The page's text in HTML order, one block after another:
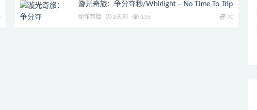
漩光奇旅：争分夺秒/Whirlight – No Time To Trip
动作冒险 3天前 156 70